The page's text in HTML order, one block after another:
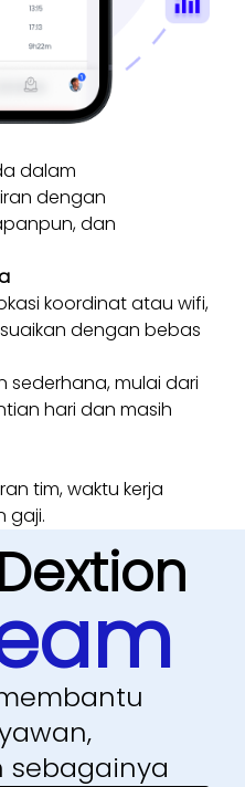
dalam
dengan
dan
koordinat atau wifi,
dengan bebas
sederhana, mulai dari
hari dan masih
tim, waktu kerja
gaji.
sebagainya